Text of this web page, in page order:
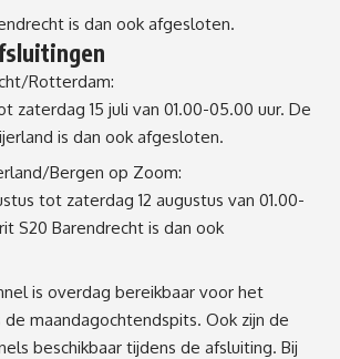
is dan ook afgesloten.
Rotterdam:
zaterdag 15 juli van 01.00-05.00 uur. De
is dan ook afgesloten.
Bergen op Zoom:
tot zaterdag 12 augustus van 01.00-
S20 Barendrecht is dan ook
is overdag bereikbaar voor het
maandagochtendspits. Ook zijn de
beschikbaar tijdens de afsluiting. Bij